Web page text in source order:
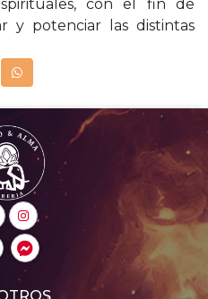
con el fin de
y potenciar las distintas